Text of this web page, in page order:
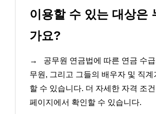
이용할 수 있는 대상은
가요?
→
공무원 연금법에 따른 연금 수
무원, 그리고 그들의 배우자 및 직계
할 수 있습니다. 더 자세한 자격 조
페이지에서 확인할 수 있습니다.